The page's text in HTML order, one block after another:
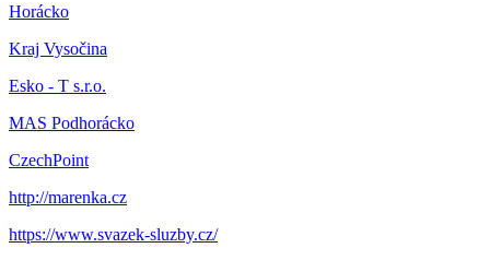
Horácko
Kraj Vysočina
Esko - T s.r.o.
MAS Podhorácko
CzechPoint
http://marenka.cz
https://www.svazek-sluzby.cz/